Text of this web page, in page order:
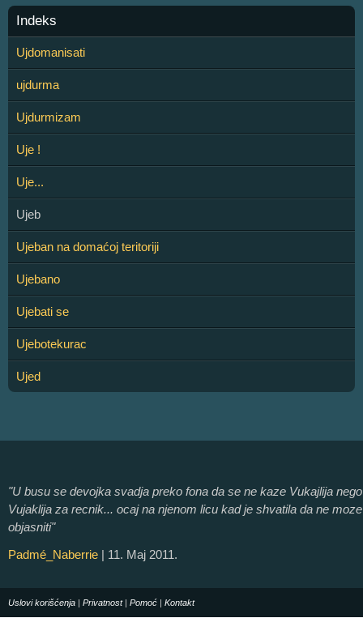
Indeks
Ujdomanisati
ujdurma
Ujdurmizam
Uje !
Uje...
Ujeb
Ujeban na domaćoj teritoriji
Ujebano
Ujebati se
Ujebotekurac
Ujed
"U busu se devojka svadja preko fona da se ne kaze Vukajlija nego
Vujaklija za recnik... ocaj na njenom licu kad je shvatila da ne moze
objasniti"
Padmé_Naberrie | 11. Maj 2011.
Uslovi korišćenja | Privatnost| Pomoć | Kontakt